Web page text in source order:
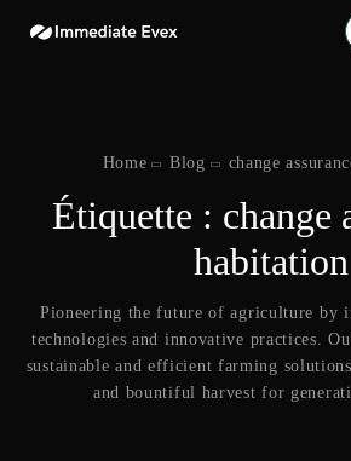
Home Blog change
Étiquette : change
habitation
Pioneering the future of agriculture by
technologies and innovative practices.
sustainable and efficient farming
and bountiful harvest for